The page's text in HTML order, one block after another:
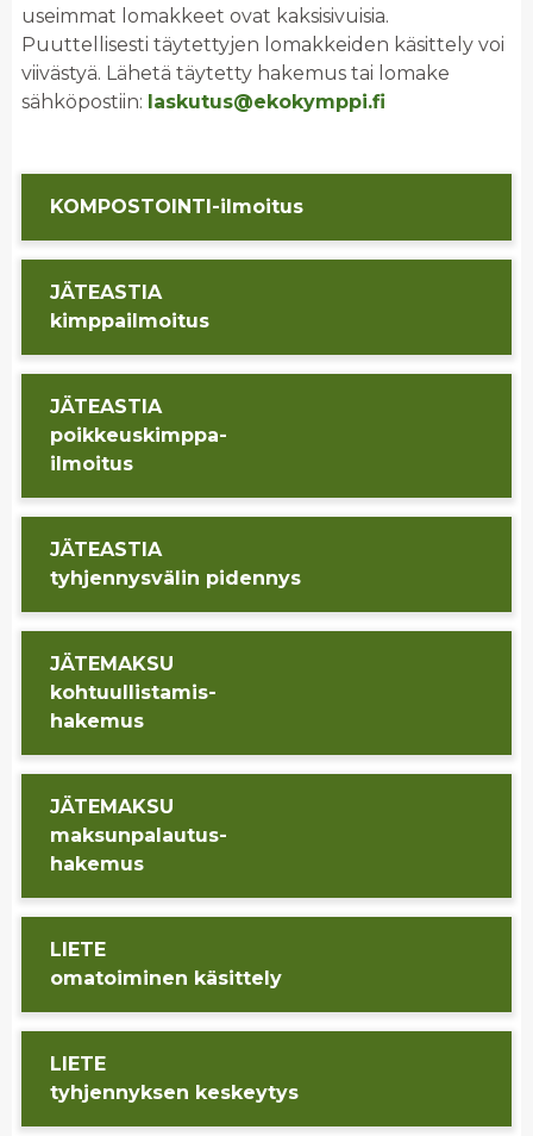
useimmat lomakkeet ovat kaksisivuisia.
Puuttellisesti täytettyjen lomakkeiden käsittely voi
viivästyä. Lähetä täytetty hakemus tai lomake
sähköpostiin: laskutus@ekokymppi.fi
KOM­POS­TOIN­TI-il­moi­tus
JÄ­TEAS­TIA
kimp­pail­moi­tus
JÄ­TEAS­TIA
poik­keus­kimp­pa-
il­moi­tus
JÄ­TEAS­TIA
tyh­jen­nys­vä­lin pi­den­nys
JÄ­TE­MAK­SU
koh­tuul­lis­ta­mis-
ha­ke­mus
JÄ­TE­MAK­SU
mak­sun­pa­lau­tus-
ha­ke­mus
LIETE
oma­toi­mi­nen kä­sit­te­ly
LIETE
tyh­jen­nyk­sen kes­key­tys